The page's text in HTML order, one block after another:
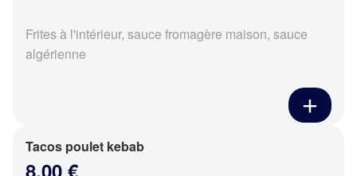
Frites à l'intérieur, sauce fromagère maison, sauce
algérienne
Tacos poulet kebab
8.00 €